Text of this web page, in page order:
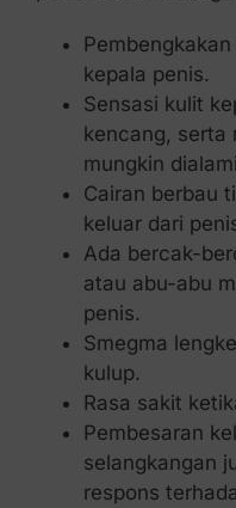
kepala penis.
Sensasi kulit
kencang, serta
mungkin
Cairan berbau
keluar dari
Ada bercak-
atau abu-abu
penis.
Smegma
kulup.
Rasa sakit
Pembesaran
selangkangan
respons